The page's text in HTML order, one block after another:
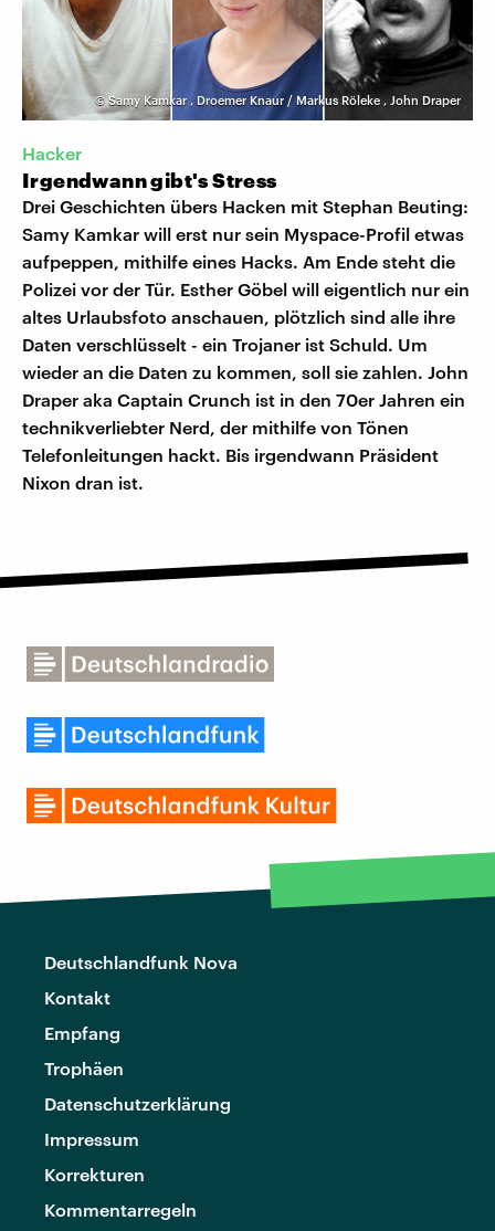
© Samy Kamkar , Droemer Knaur / Markus Röleke , John Draper
Hacker
Irgendwann gibt's Stress
Drei Geschichten übers Hacken mit Stephan Beuting:
Samy Kamkar will erst nur sein Myspace-Profil etwas
aufpeppen, mithilfe eines Hacks. Am Ende steht die
Polizei vor der Tür. Esther Göbel will eigentlich nur ein
altes Urlaubsfoto anschauen, plötzlich sind alle ihre
Daten verschlüsselt - ein Trojaner ist Schuld. Um
wieder an die Daten zu kommen, soll sie zahlen. John
Draper aka Captain Crunch ist in den 70er Jahren ein
technikverliebter Nerd, der mithilfe von Tönen
Telefonleitungen hackt. Bis irgendwann Präsident
Nixon dran ist.
Deutschlandfunk Nova
Kontakt
Empfang
Trophäen
Datenschutzerklärung
Impressum
Korrekturen
Kommentarregeln